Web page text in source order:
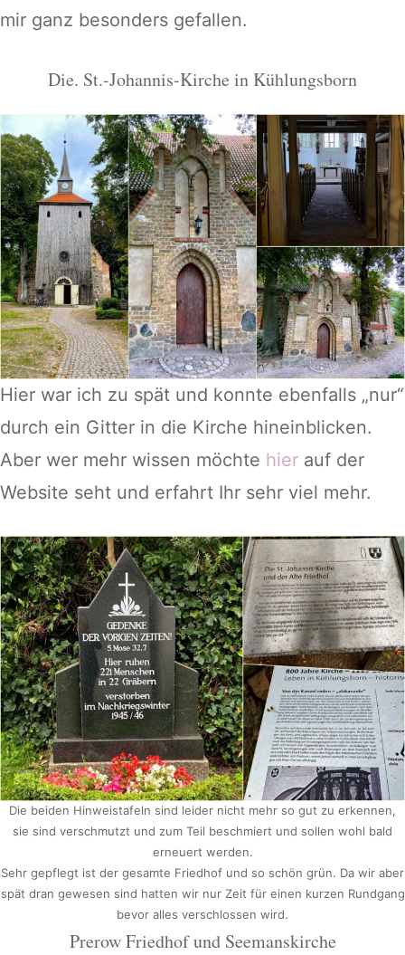
mir ganz besonders gefallen.
Die. St.-Johannis-Kirche in Kühlungsborn
Hier war ich zu spät und konnte ebenfalls „nur“
durch ein Gitter in die Kirche hineinblicken.
Aber wer mehr wissen möchte hier auf der
Website seht und erfahrt Ihr sehr viel mehr.
Die beiden Hinweistafeln sind leider nicht mehr so gut zu erkennen,
sie sind verschmutzt und zum Teil beschmiert und sollen wohl bald
erneuert werden.
Sehr gepflegt ist der gesamte Friedhof und so schön grün. Da wir aber
spät dran gewesen sind hatten wir nur Zeit für einen kurzen Rundgang
bevor alles verschlossen wird.
Prerow Friedhof und Seemanskirche